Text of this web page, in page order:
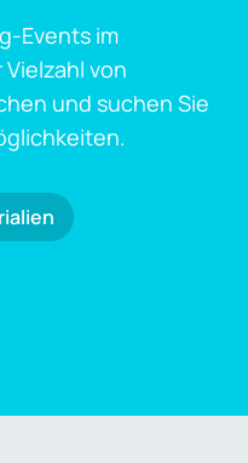
Events im
von
und suchen Sie